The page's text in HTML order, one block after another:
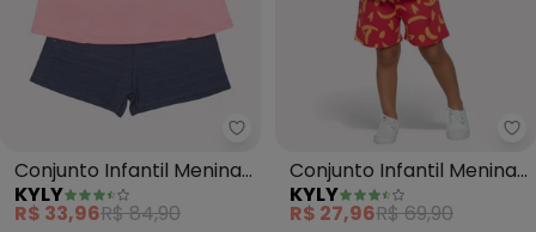
Kyly - Conjunto Infantil Menina
Conjunto Infantil Menina
Lettering (Rosa)
KYLY
R$ 33,96R$ 84,90
Conjunto Infantil Menina
Lettering (Rosa)
KYLY
R$ 27,96R$ 69,90